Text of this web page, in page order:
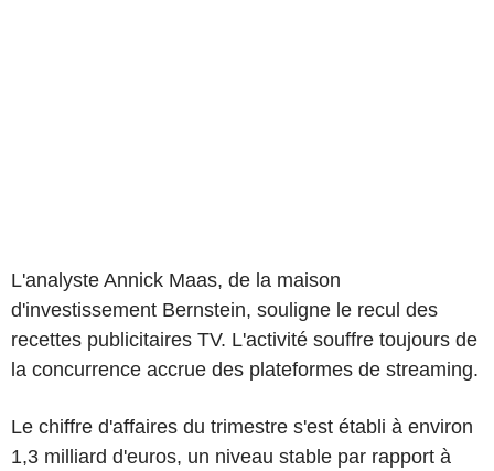
L'analyste Annick Maas, de la maison
d'investissement Bernstein, souligne le recul des
recettes publicitaires TV. L'activité souffre toujours de
la concurrence accrue des plateformes de streaming.
Le chiffre d'affaires du trimestre s'est établi à environ
1,3 milliard d'euros, un niveau stable par rapport à